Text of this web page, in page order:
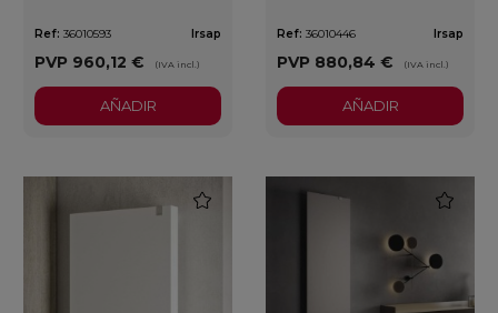
Ref: 36010593 Irsap
PVP 960,12 € (IVA incl.)
AÑADIR
Ref: 36010446 Irsap
PVP 880,84 € (IVA incl.)
AÑADIR